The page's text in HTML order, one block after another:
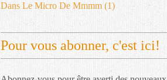
Dans Le Micro De Mmmm (1)
Pour vous abonner, c'est ici!